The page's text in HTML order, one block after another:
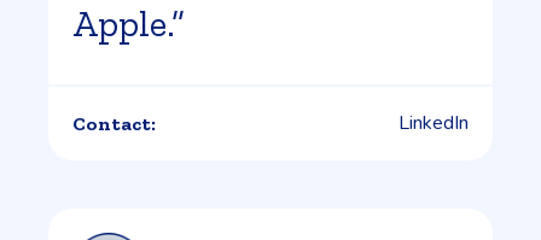
Apple.”
Contact: LinkedIn